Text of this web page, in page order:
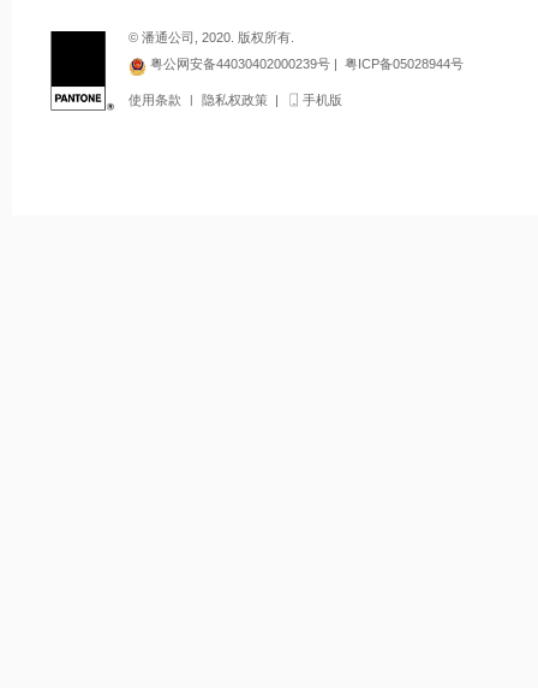
© 潘通公司, 2020. 版权所有.
粤公网安备44030402000239号 | 粤ICP备05028944号
使用条款 | 隐私权政策 | 手机版